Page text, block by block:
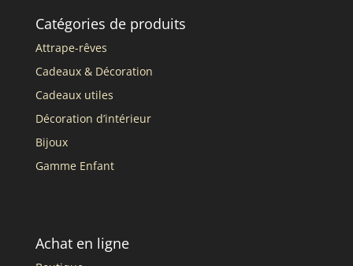
Catégories de produits
Attrape-rêves
Cadeaux & Décoration
Cadeaux utiles
Décoration d’intérieur
Bijoux
Gamme Enfant
Achat en ligne